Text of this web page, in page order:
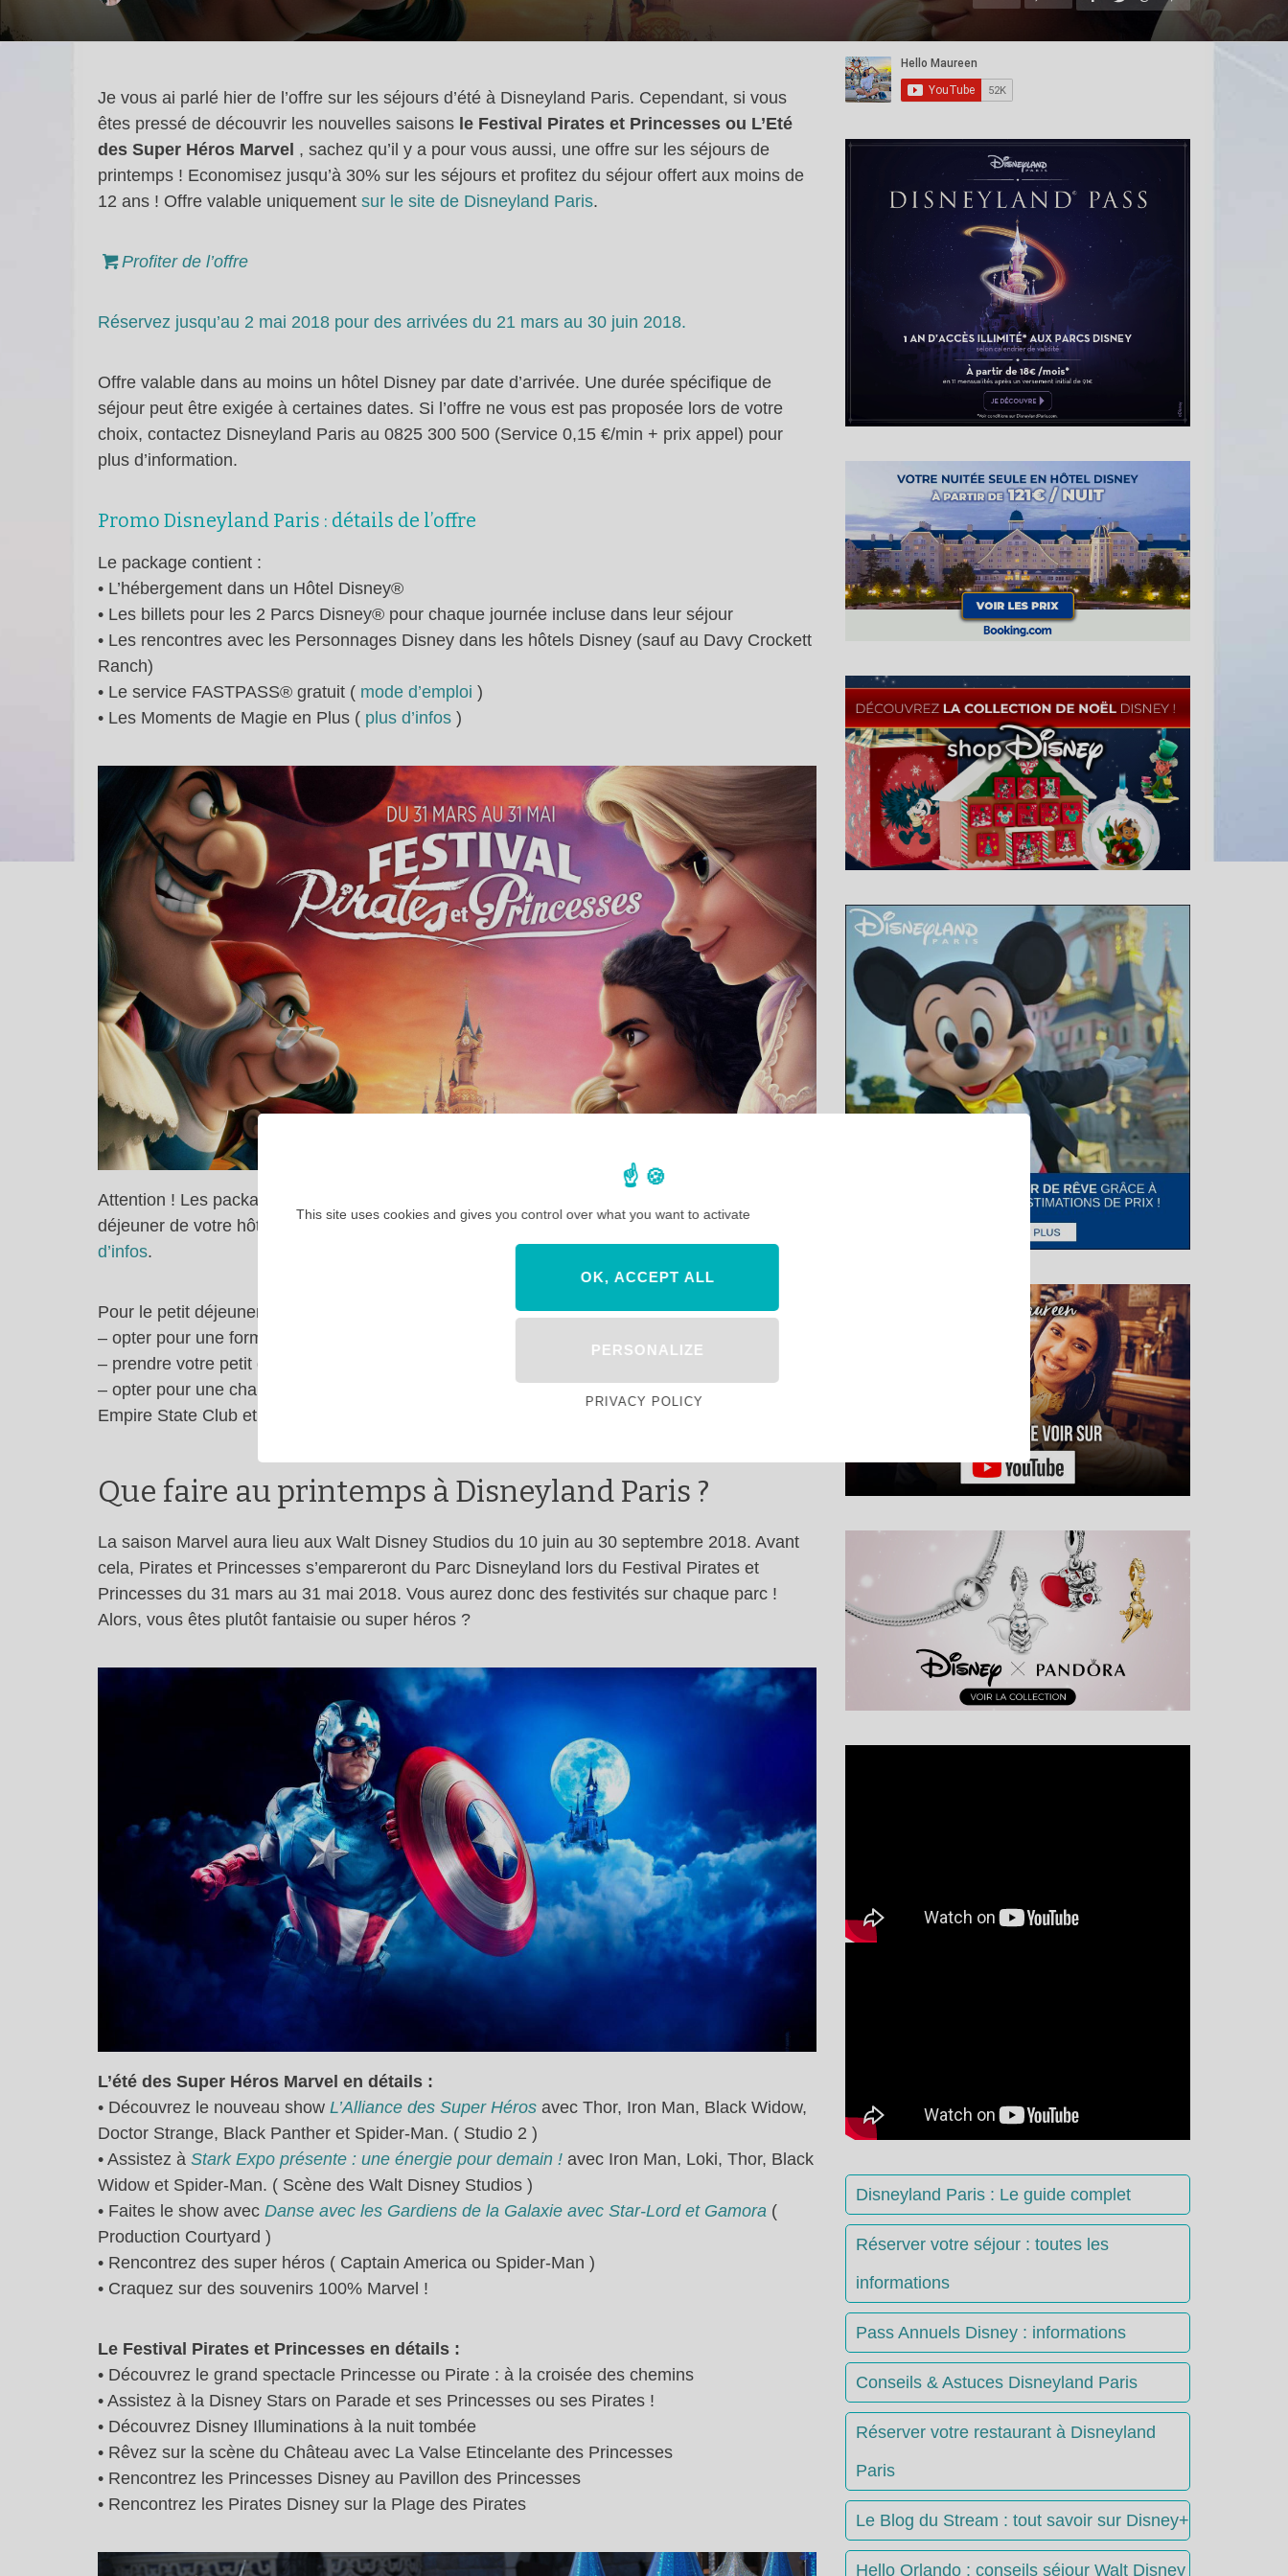
Je vous ai parlé hier de l’offre sur les séjours d’été à Disneyland Paris. Cependant, si vous
êtes pressé de découvrir les nouvelles saisons le Festival Pirates et Princesses ou L’Eté
des Super Héros Marvel , sachez qu’il y a pour vous aussi, une offre sur les séjours de
printemps ! Economisez jusqu’à 30% sur les séjours et profitez du séjour offert aux moins de
12 ans ! Offre valable uniquement sur le site de Disneyland Paris.
Profiter de l’offre
Réservez jusqu’au 2 mai 2018 pour des arrivées du 21 mars au 30 juin 2018.
Offre valable dans au moins un hôtel Disney par date d’arrivée. Une durée spécifique de
séjour peut être exigée à certaines dates. Si l’offre ne vous est pas proposée lors de votre
choix, contactez Disneyland Paris au 0825 300 500 (Service 0,15 €/min + prix appel) pour
plus d’information.
Promo Disneyland Paris : détails de l’offre
Le package contient :
• L’hébergement dans un Hôtel Disney®
• Les billets pour les 2 Parcs Disney® pour chaque journée incluse dans leur séjour
• Les rencontres avec les Personnages Disney dans les hôtels Disney (sauf au Davy Crockett
Ranch)
• Le service FASTPASS® gratuit ( mode d’emploi )
• Les Moments de Magie en Plus ( plus d’infos )
Attention ! Les packages nuitées ne contiennent pas le petit déjeuner. Pour profiter du petit
déjeuner de votre hôtel, vous devez commander l’option demi pension en supplément.
d’infos.
Pour le petit déjeuner, vous pouvez :
– opter pour une formule demi pension
– prendre votre petit déjeuner au Disney Village ou sur les parcs
– opter pour une chambre de gamme supérieure ( Golden Forest Club, Compass Club,
Empire State Club et Castle Club ) où le petit déjeuner premium est inclus.
Que faire au printemps à Disneyland Paris ?
La saison Marvel aura lieu aux Walt Disney Studios du 10 juin au 30 septembre 2018. Avant
cela, Pirates et Princesses s’empareront du Parc Disneyland lors du Festival Pirates et
Princesses du 31 mars au 31 mai 2018. Vous aurez donc des festivités sur chaque parc !
Alors, vous êtes plutôt fantaisie ou super héros ?
L’été des Super Héros Marvel en détails :
• Découvrez le nouveau show L’Alliance des Super Héros avec Thor, Iron Man, Black Widow,
Doctor Strange, Black Panther et Spider-Man. ( Studio 2 )
• Assistez à Stark Expo présente : une énergie pour demain ! avec Iron Man, Loki, Thor, Black
Widow et Spider-Man. ( Scène des Walt Disney Studios )
• Faites le show avec Danse avec les Gardiens de la Galaxie avec Star-Lord et Gamora (
Production Courtyard )
• Rencontrez des super héros ( Captain America ou Spider-Man )
• Craquez sur des souvenirs 100% Marvel !
Le Festival Pirates et Princesses en détails :
• Découvrez le grand spectacle Princesse ou Pirate : à la croisée des chemins
• Assistez à la Disney Stars on Parade et ses Princesses ou ses Pirates !
• Découvrez Disney Illuminations à la nuit tombée
• Rêvez sur la scène du Château avec La Valse Etincelante des Princesses
• Rencontrez les Princesses Disney au Pavillon des Princesses
• Rencontrez les Pirates Disney sur la Plage des Pirates
Disneyland Paris : Le guide complet
Réserver votre séjour : toutes les
informations
Pass Annuels Disney : informations
Conseils & Astuces Disneyland Paris
Réserver votre restaurant à Disneyland
Paris
Le Blog du Stream : tout savoir sur Disney+
Hello Orlando : conseils séjour Walt Disney
This site uses cookies and gives you control over what you want to activate
OK, ACCEPT ALL
PERSONALIZE
PRIVACY POLICY